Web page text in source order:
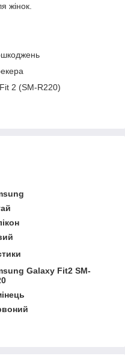
жінок.
2 (SM-R220)
Galaxy Fit2 SM-